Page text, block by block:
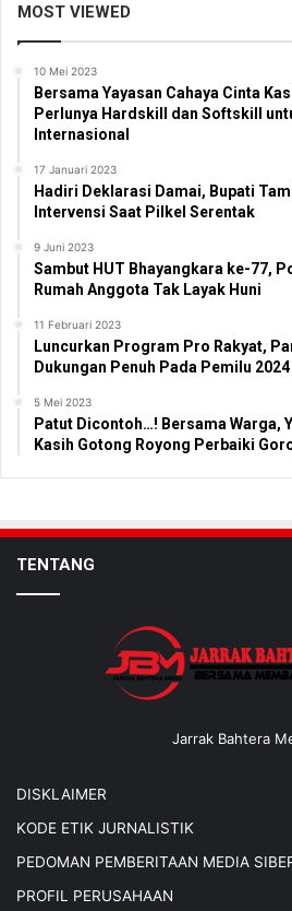
MOST VIEWED
10 Mei 2023
Bersama Yayasan Cahaya Cinta
Perlunya Hardskill dan Softskill
Internasional
17 Januari 2023
Hadiri Deklarasi Damai, Bupati
Intervensi Saat Pilkel Serentak
9 Juni 2023
Sambut HUT Bhayangkara ke-77,
Rumah Anggota Tak Layak Huni
11 Februari 2023
Luncurkan Program Pro Rakyat,
Dukungan Penuh Pada Pemilu
5 Mei 2023
Patut Dicontoh…! Bersama Warga,
Kasih Gotong Royong Perbaiki
TENTANG
Jarrak Bahtera
DISKLAIMER
KODE ETIK JURNALISTIK
PEDOMAN PEMBERITAAN MEDIA
PROFIL PERUSAHAAN